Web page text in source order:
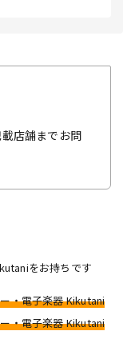
店舗までお問
をお持ちです
・電子楽器 Kikutani
・電子楽器 Kikutani